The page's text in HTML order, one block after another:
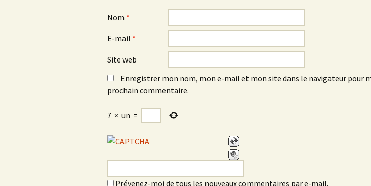
Nom *
E-mail *
Site web
Enregistrer mon nom, mon e-mail et mon site dans le navigateur pour
prochain commentaire.
7 × un =
Prévenez-moi de tous les nouveaux commentaires par e-mail.